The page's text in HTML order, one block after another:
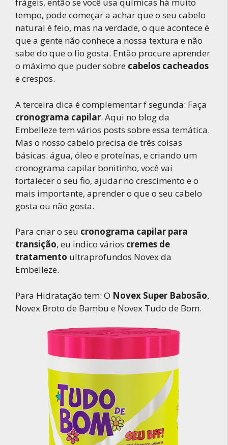
tempo, pode começar a achar que o seu cabelo
natural é feio, mas na verdade, o que acontece é
que a gente não conhece a nossa textura e não
sabe do que o fio gosta. Então procure aprender
o máximo que puder sobre cabelos cacheados
e crespos.
A terceira dica é complementar f segunda: Faça
cronograma capilar. Aqui no blog da
Embelleze tem vários posts sobre essa temática.
Mas o nosso cabelo precisa de três coisas
básicas: água, óleo e proteínas, e criando um
cronograma capilar bonitinho, você vai
fortalecer o seu fio, ajudar no crescimento e o
mais importante, aprender o que o seu cabelo
gosta ou não gosta.
Para criar o seu cronograma capilar para
transição, eu indico vários cremes de
tratamento ultraprofundos Novex da
Embelleze.
Para Hidratação tem: O Novex Super Babosão,
Novex Broto de Bambu e Novex Tudo de Bom.